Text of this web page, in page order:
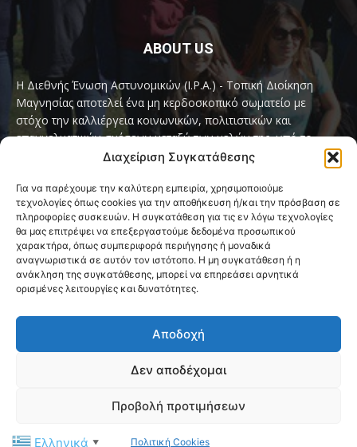
Διαχείριση Συγκατάθεσης
Για να παρέχουμε την καλύτερη εμπειρία, χρησιμοποιούμε
τεχνολογίες όπως cookies για την αποθήκευση ή/και την πρόσβαση σε
πληροφορίες συσκευών. Η συγκατάθεση για τις εν λόγω τεχνολογίες
θα μας επιτρέψει να επεξεργαστούμε δεδομένα προσωπικού
χαρακτήρα, όπως συμπεριφορά περιήγησης ή μοναδικά
αναγνωριστικά σε αυτόν τον ιστότοπο. Η μη συγκατάθεση ή η
ανάκληση της συγκατάθεσης, μπορεί να επηρεάσει αρνητικά
ορισμένες λειτουργίες και δυνατότητες.
Αποδοχή
Δεν αποδέχομαι
Προβολή προτιμήσεων
Πολιτική Cookies
ABOUT US
Η Διεθνής Ένωση Αστυνομικών (I.P.A.) - Τοπική Διοίκηση
Μαγνησίας αποτελεί ένα μη κερδοσκοπικό σωματείο με
στόχο την καλλιέργεια κοινωνικών, πολιτιστικών και
επαγγελματικών σχέσεων μεταξύ των μελών της, υπό το
παγκόσμιο σύνθημα «Servo per Amikeco» (Υπηρετώ δια της
Contact us:ipamagnesia@gmail.com
FOLLOW US
@2026 I.P.A. Magnesia by paggus
Ελληνικά ▼